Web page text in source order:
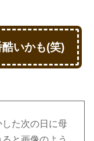
いかも(笑)
た次の日に母